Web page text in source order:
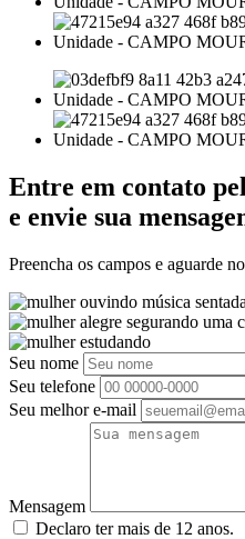
Entre em contato
e envie sua
Preencha os campos e aguarde
Seu nome
Seu telefone
Seu melhor e-mail
Mensagem
Declaro ter mais de 12 anos.